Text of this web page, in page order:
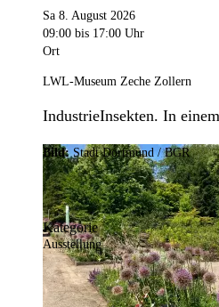
Sa 8. August 2026
09:00 bis 17:00 Uhr
Ort
LWL-Museum Zeche Zollern
IndustrieInsekten. In
Bild: Stadt Dortmund / BGR
Kategorie
Ausstellung